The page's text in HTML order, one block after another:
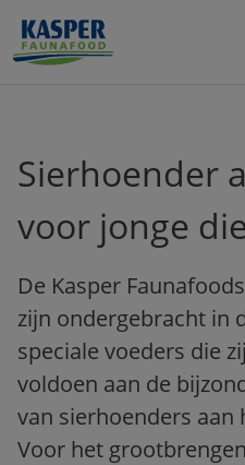
Sierhoender
voor jonge
De Kasper
zijn ondergebracht in
speciale voeders die
voldoen aan de
van sierhoenders aan
Voor het